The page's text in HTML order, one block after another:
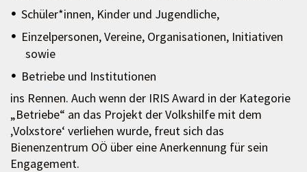
Schüler*innen, Kinder und Jugendliche,
Einzelpersonen, Vereine, Organisationen, Initiativen
sowie
Betriebe und Institutionen
ins Rennen. Auch wenn der IRIS Award in der Kategorie
„Betriebe“ an das Projekt der Volkshilfe mit dem
‚Volxstore‘ verliehen wurde, freut sich das
Bienenzentrum OÖ über eine Anerkennung für sein
Engagement.